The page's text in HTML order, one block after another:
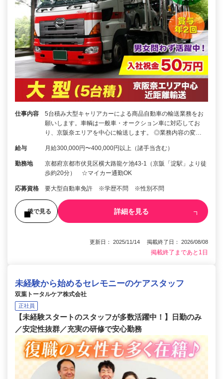
仕事内容
5台積み大型キャリアカーによる商品自動車の輸送業務をお
願いします。車輌は一般車・オークション車に対応してお
り、京阪奈エリアを中心に輸送します。 ◎業務内容の変…
給与 月給300,000円〜400,000円以上（諸手当含む）
勤務地
京都府京都市伏見区横大路龍ケ池43-1（京阪「淀駅」より徒
歩約20分） ☆マイカー通勤OK
応募資格 要大型自動車免許 ※学歴不問 ※性別不問
後で見る 詳細を見る
更新日： 2025/11/14 掲載終了日： 2026/08/08
掲載終了まであと1日
未経験から始めるセレモニーのケアスタッフ
双葉トータルケア株式会社
正社員
【未経験スタートのスタッフが多数活躍中！】日勤のみ
／安定性抜群／充実の研修で安心勤務